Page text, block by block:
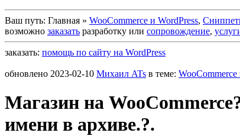
Ваш путь: Главная » WooCommerce и WordPress,
возможно заказать разработку или сопровождение,
заказать: помощь по сайту на WordPress
обновлено 2023-02-10 Михаил ATs в теме: WooCommerce
Магазин на
имени в архиве.?.